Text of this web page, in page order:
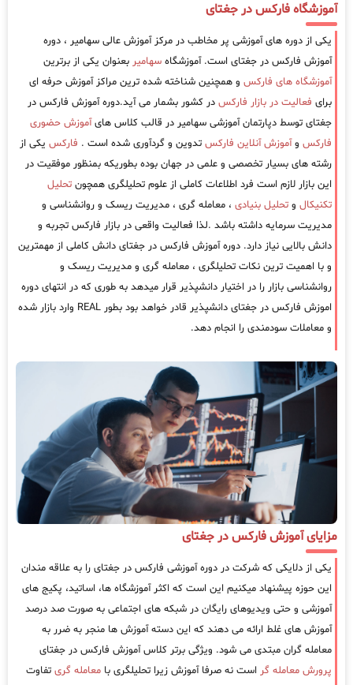
آموزشگاه فارکس در جغتای
یکی از دوره های آموزشی پر مخاطب در مرکز آموزش عالی سهامیر ، دوره
آموزش فارکس در جغتای است. آموزشگاه سهامیر بعنوان یکی از برترین
آموزشگاه های فارکس و همچنین شناخته شده ترین مراکز آموزش حرفه ای
برای فعالیت در بازار فارکس در کشور بشمار می آید.دوره آموزش فارکس در
جغتای توسط دپارتمان آموزشی سهامیر در قالب کلاس هایآموزش حضوری
فارکس وآموزش آنلاین فارکس تدوین و گردآوری شده است . فارکس یکی از
رشته های بسیار تخصصی و علمی در جهان بوده بطوریکه بمنظور موفقیت در
این بازار لازم است فرد اطلاعات کاملی از علوم تحلیلگری همچون تحلیل
تکنیکال و تحلیل بنیادی ، معامله گری ، مدیریت ریسک و روانشناسی و
مدیریت سرمایه داشته باشد .لذا فعالیت واقعی در بازار فارکس تجربه و
دانش بالایی نیاز دارد. دوره آموزش فارکس در جغتای دانش کاملی از مهمترین
و با اهمیت ترین نکات تحلیلگری ، معامله گری و مدیریت ریسک و
روانشناسی بازار را در اختیار دانشپذیر قرار میدهد به طوری که در انتهای دوره
اموزش فارکس در جغتای دانشپذیر قادر خواهد بود بطور REAL وارد بازار شده
و معاملات سودمندی را انجام دهد.
مزایای آموزش فارکس در جغتای
یکی از دلایکی که شرکت در دوره آموزشی فارکس در جغتای را به علاقه مندان
این حوزه پیشنهاد میکنیم این است که اکثر آموزشگاه ها، اساتید، پکیج های
آموزشی و حتی ویدیوهای رایگان در شبکه های اجتماعی به صورت صد درصد
آموزش های غلط ارائه می دهند که این دسته آموزش ها منجر به ضرر به
معامله گران مبتدی می شود. ویژگی برتر کلاس آموزش فارکس در جغتای
پرورش معامله گر است نه صرفا آموزش زیرا تحلیلگری با معامله گری تفاوت